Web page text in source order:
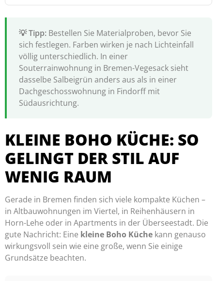
Bestellen Sie Materialproben, bevor Sie
sich festlegen. Farben wirken je nach Lichteinfall
völlig unterschiedlich. In einer
Souterrainwohnung in Bremen-Vegesack sieht
dasselbe Salbeigrün anders aus als in einer
Dachgeschosswohnung in Findorff mit
Südausrichtung.
KLEINE BOHO KÜCHE: SO
GELINGT DER STIL AUF
WENIG RAUM
Gerade in Bremen finden sich viele kompakte Küchen –
in Altbauwohnungen im Viertel, in Reihenhäusern in
Horn-Lehe oder in Apartments in der Überseestadt. Die
gute Nachricht: Eine kleine Boho Küche kann genauso
wirkungsvoll sein wie eine große, wenn Sie einige
Grundsätze beachten.